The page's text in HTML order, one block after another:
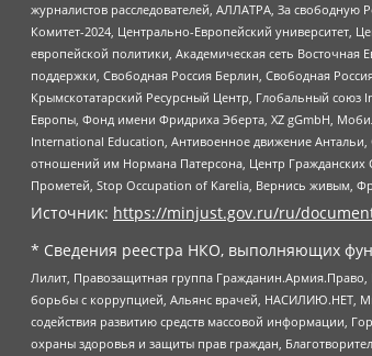
журналистов расследователей, АЛЛАТРА, За
Комитет-2024, Центрально-Европейский университет,
европейской политики, Академическая сеть
поддержки, Свободная Россия Берлин, Свободная
Крымскотатарский Ресурсный Центр, Глобальный союз
Европы, Фонд имени Фридриха Эберта, XZ gGmbH,
International Education, Антивоенное движение
отношений им Нормана Патерсона, Центр Гражданских
Прометей, Stop Occupation of Karelia, Вернись живым,
Источник: https://minjust.gov.ru/ru/
* Сведения реестра НКО, выполняющих
Лилит, Правозащитная группа
борьбы с коррупцией, Альянс врачей, НАСИЛИЮ.НЕТ,
содействия развитию средств массовой информации,
охраны здоровья и защиты прав граждан,